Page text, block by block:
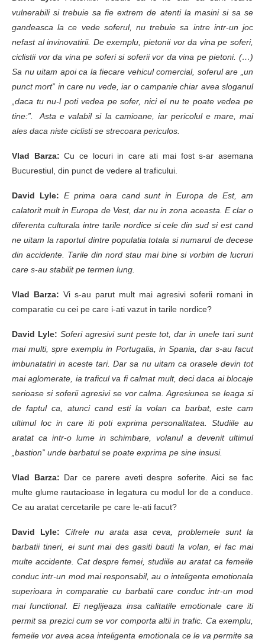
vulnerabili si trebuie sa fie extrem de atenti la masini si sa se
gandeasca la ce vede soferul, nu trebuie sa intre intr-un joc
nefast al invinovatirii. De exemplu, pietonii vor da vina pe soferi,
ciclistii vor da vina pe soferi si soferii vor da vina pe pietoni. (…)
Sa nu uitam apoi ca la fiecare vehicul comercial, soferul are „un
punct mort” in care nu vede, iar o campanie chiar avea sloganul
„daca tu nu-l poti vedea pe sofer, nici el nu te poate vedea pe
tine:”. Asta e valabil si la camioane, iar pericolul e mare, mai
ales daca niste ciclisti se strecoara periculos.
Vlad Barza: Cu ce locuri in care ati mai fost s-ar asemana
Bucurestiul, din punct de vedere al traficului.
David Lyle: E prima oara cand sunt in Europa de Est, am
calatorit mult in Europa de Vest, dar nu in zona aceasta. E clar o
diferenta culturala intre tarile nordice si cele din sud si est cand
ne uitam la raportul dintre populatia totala si numarul de decese
din accidente. Tarile din nord stau mai bine si vorbim de lucruri
care s-au stabilit pe termen lung.
Vlad Barza: Vi s-au parut mult mai agresivi soferii romani in
comparatie cu cei pe care i-ati vazut in tarile nordice?
David Lyle: Soferi agresivi sunt peste tot, dar in unele tari sunt
mai multi, spre exemplu in Portugalia, in Spania, dar s-au facut
imbunatatiri in aceste tari. Dar sa nu uitam ca orasele devin tot
mai aglomerate, ia traficul va fi calmat mult, deci daca ai blocaje
serioase si soferii agresivi se vor calma. Agresiunea se leaga si
de faptul ca, atunci cand esti la volan ca barbat, este cam
ultimul loc in care iti poti exprima personalitatea. Studiile au
aratat ca intr-o lume in schimbare, volanul a devenit ultimul
„bastion” unde barbatul se poate exprima pe sine insusi.
Vlad Barza: Dar ce parere aveti despre soferite. Aici se fac
multe glume rautacioase in legatura cu modul lor de a conduce.
Ce au aratat cercetarile pe care le-ati facut?
David Lyle:
Cifrele nu arata asa ceva, problemele sunt la
barbatii tineri, ei sunt mai des gasiti bauti la volan, ei fac mai
multe accidente. Cat despre femei, studiile au aratat ca femeile
conduc intr-un mod mai responsabil, au o inteligenta emotionala
superioara in comparatie cu barbatii care conduc intr-un mod
mai functional. Ei neglijeaza insa calitatile emotionale care iti
permit sa prezici cum se vor comporta altii in trafic. Ca exemplu,
femeile vor avea acea inteligenta emotionala ce le va permite sa